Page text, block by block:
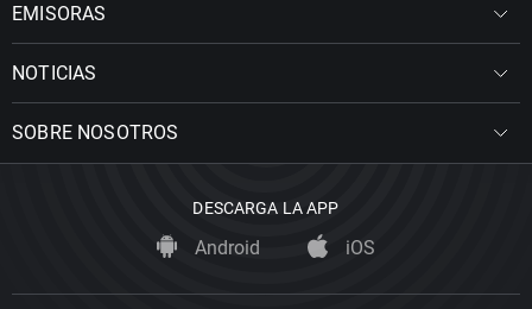
EMISORAS
NOTICIAS
SOBRE NOSOTROS
DESCARGA LA APP
Android iOS